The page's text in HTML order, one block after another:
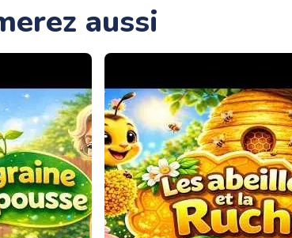
aussi